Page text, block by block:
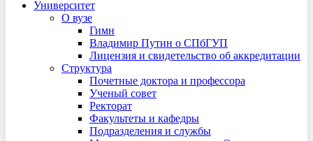
Университет
О вузе
Гимн
Владимир Путин о СПбГУП
Лицензия и свидетельство об аккредитации
Структура
Почетные доктора и профессора
Ученый совет
Ректорат
Факультеты и кафедры
Подразделения и службы